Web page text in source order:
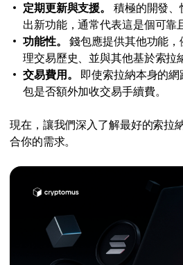
定期更新與支援。
積極的開發
出新功能，通常代表這是個可靠
功能性。
錢包應提供其他功能，
理交易歷史、並與其他基於索拉
交易費用。
即使索拉納本身的
包是否額外加收交易手續費。
現在，讓我們深入了解最好的索拉
合你的需求。